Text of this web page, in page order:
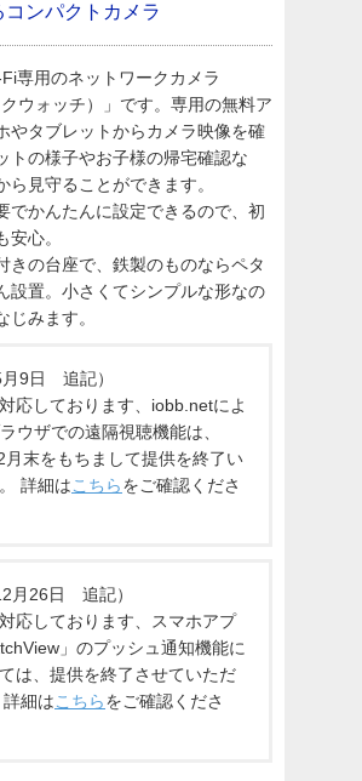
コンパクトカメラ
専用のネットワークカメラ
クウォッチ）」です。専用の無料ア
やタブレットからカメラ映像を確
トの様子やお子様の帰宅確認な
ら見守ることができます。
でかんたんに設定できるので、初
安心。
きの台座で、鉄製のものならペタ
設置。小さくてシンプルな形なの
じみます。
9日 追記）
応しております、iobb.netによ
ウザでの遠隔視聴機能は、
月末をもちまして提供を終了い
詳細はこちらをご確認くださ
月26日 追記）
応しております、スマホアプ
」のプッシュ通知機能に
は、提供を終了させていただ
細はこちらをご確認くださ